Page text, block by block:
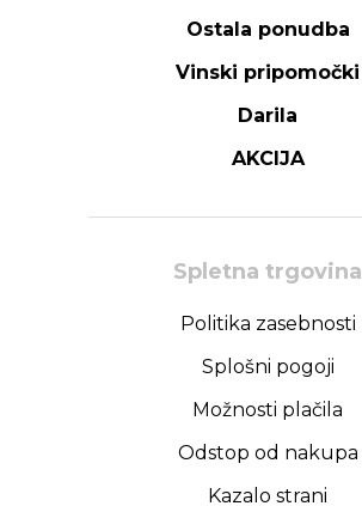
Ostala ponudba
Vinski pripomočki
Darila
AKCIJA
Spletna trgovina
Politika zasebnosti
Splošni pogoji
Možnosti plačila
Odstop od nakupa
Kazalo strani